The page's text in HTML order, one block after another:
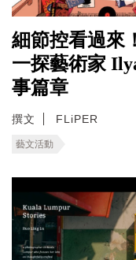
細節控看過來
一探藝術家
事篇章
撰文 FLiPER
藝文活動